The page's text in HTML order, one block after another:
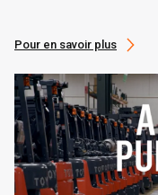
Pour en savoir plus